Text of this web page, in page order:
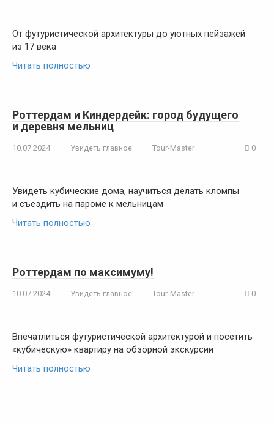
От футуристической архитектуры до уютных пейзажей
из 17 века
Читать полностью
Роттердам и Киндердейк: город будущего
и деревня мельниц
10.07.2024 Увидеть главное Tour-Master 0
Увидеть кубические дома, научиться делать кломпы
и съездить на пароме к мельницам
Читать полностью
Роттердам по максимуму!
10.07.2024 Увидеть главное Tour-Master 0
Впечатлиться футуристической архитектурой и посетить
«кубическую» квартиру на обзорной экскурсии
Читать полностью